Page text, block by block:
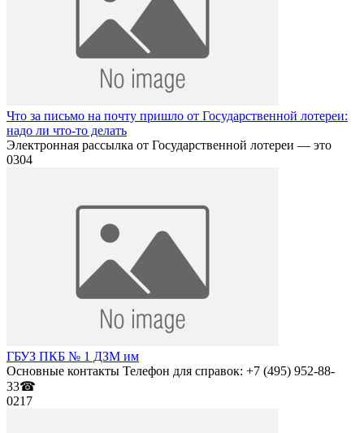
Что за письмо на почту пришло от Государственной лотереи:
надо ли что-то делать
Электронная рассылка от Государственной лотереи — это
0304
ГБУЗ ПКБ № 1 ДЗМ им
Основные контакты Телефон для справок: +7 (495) 952-88-
33☎
0217